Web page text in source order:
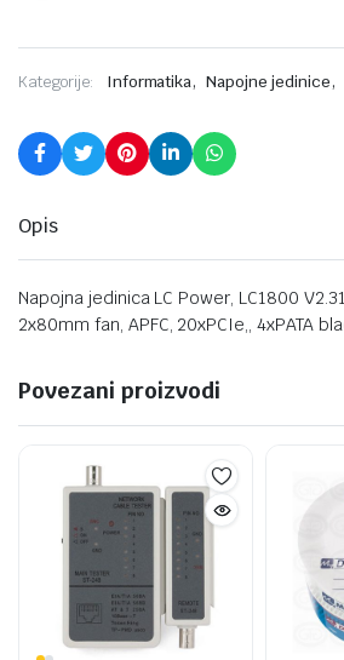
Kategorije: Informatika, Napojne jedinice,
Opis
Napojna jedinica LC Power, LC1800
2x80mm fan, APFC, 20xPCIe,, 4xPATA
Povezani proizvodi